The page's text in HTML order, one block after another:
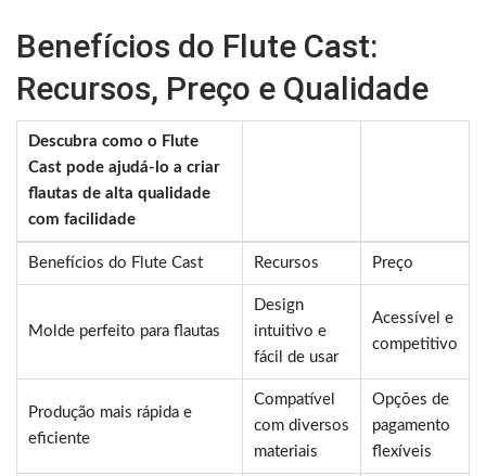
Benefícios do Flute Cast:
Recursos, Preço e Qualidade
Descubra como o Flute
Cast pode ajudá-lo a criar
flautas de alta qualidade
com facilidade
Benefícios do Flute Cast Recursos Preço
Molde perfeito para flautas
Design
intuitivo e
fácil de usar
Acessível e
competitivo
Produção mais rápida e
eficiente
Compatível
com diversos
materiais
Opções de
pagamento
flexíveis